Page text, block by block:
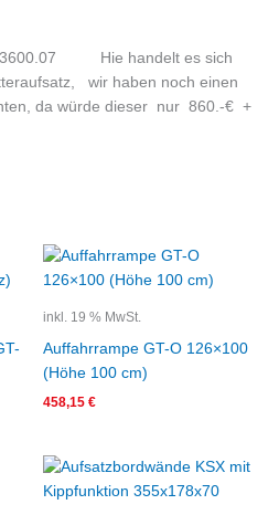
Hie handelt es sich
wir haben noch einen
da würde dieser nur 860.-€ +
inkl. 19 % MwSt.
Auffahrrampe GT-O 126×100
(Höhe 100 cm)
458,15 €